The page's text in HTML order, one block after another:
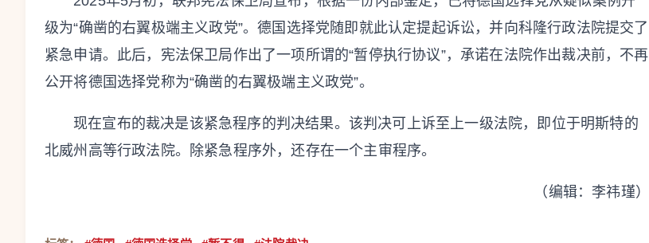
级为“确凿的右翼极端主义政党”。德国选择党随即就此认定提起诉讼，并向科隆行政法院提交了
紧急申请。此后，宪法保卫局作出了一项所谓的“暂停执行协议”，承诺在法院作出裁决前，不再
公开将德国选择党称为“确凿的右翼极端主义政党”。
现在宣布的裁决是该紧急程序的判决结果。该判决可上诉至上一级法院，即位于明斯特的
北威州高等行政法院。除紧急程序外，还存在一个主审程序。
（编辑：李祎瑾）